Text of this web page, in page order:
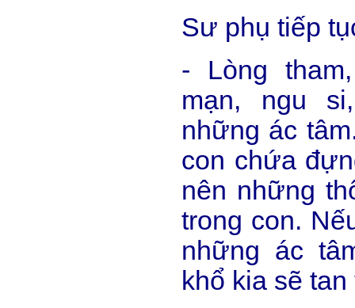
Sư phụ tiếp
- Lòng
mạn, ngu
những ác
con chứa
nên những
trong con.
những ác
khổ kia sẽ